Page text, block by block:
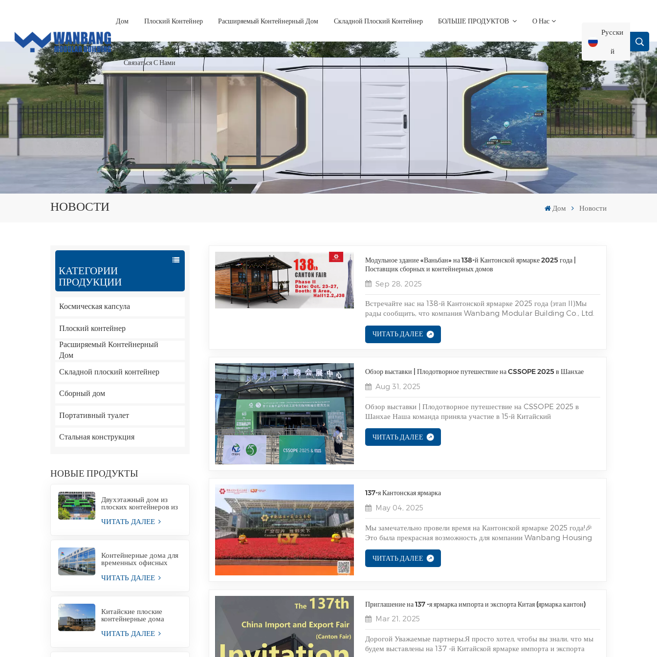
Дом Плоский Контейнер Расширяемый Контейнерный Дом Складной Плоский Контейнер БОЛЬШЕ ПРОДУКТОВ О Нас
Связаться С Нами
Русски
Й
English
Français
Русский
Ελληνικά
НОВОСТИ Дом Новости
КАТЕГОРИИ
ПРОДУКЦИИ
Космическая капсула
Плоский контейнер
Расширяемый Контейнерный
Дом
Складной плоский контейнер
Сборный дом
Портативный туалет
Стальная конструкция
НОВЫЕ ПРОДУКТЫ
Двухэтажный дом из
плоских контейнеров из
ЧИТАТЬ ДАЛЕЕ
Контейнерные дома для
временных офисных
ЧИТАТЬ ДАЛЕЕ
Китайские плоские
контейнерные дома
Контейнерные дома
ЧИТАТЬ ДАЛЕЕ
Модульное здание «Ваньбан» на 138-й Кантонской ярмарке 2025 года |
Поставщик сборных и контейнерных домов
Sep 28, 2025
Встречайте нас на 138-й Кантонской ярмарке 2025 года (этап II)Мы
рады сообщить, что компания Wanbang Modular Building Co., Ltd.
октября, стенд № 12.2J38, Зона B, Гуанчжоу, Китай).Это одна из
крупнейших и наиболее влиятельных выставок в м...
ЧИТАТЬ ДАЛЕЕ
Обзор выставки | Плодотворное путешествие на CSSOPE 2025 в Шанхае
Aug 31, 2025
Обзор выставки | Плодотворное путешествие на CSSOPE 2025 в
Шанхае Наша команда приняла участие в 15-й Китайский
нефтяной и нефтехимической промышленности (CSSOPE 2025) в
Шанхае, где мы собрались с отраслевыми партнёрами со всего мира.
ЧИТАТЬ ДАЛЕЕ
137-я Кантонская ярмарка
May 04, 2025
Мы замечательно провели время на Кантонской ярмарке 2025 года!🎉
Это была прекрасная возможность для компании Wanbang Housing
дома, стальные конструкции и продукцию для туризма, такую как
капсульные дома и расширяемые дома.Мы были рады встре...
ЧИТАТЬ ДАЛЕЕ
Приглашение на 137 -я ярмарка импорта и экспорта Китая (ярмарка кантон)
Mar 21, 2025
Дорогой Уважаемые партнеры,Я просто хотел, чтобы вы знали, что мы
будем выставлены на 137 -й Китайской ярмарке импорта и экспорта